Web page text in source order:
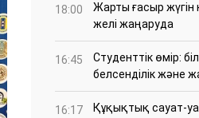
18:00
Жарты ғасыр жүгін
желі жаңаруда
16:45
Студенттік өмір:
белсенділік және
16:17 Құқықтық сауат-